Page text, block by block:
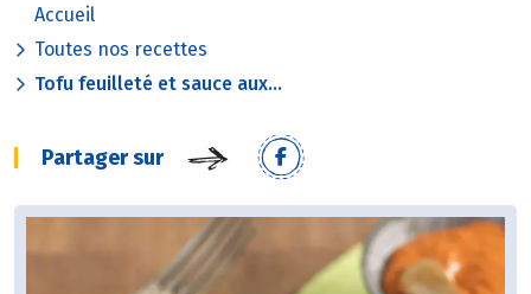
Accueil
Toutes nos recettes
Tofu feuilleté et sauce aux...
Partager sur